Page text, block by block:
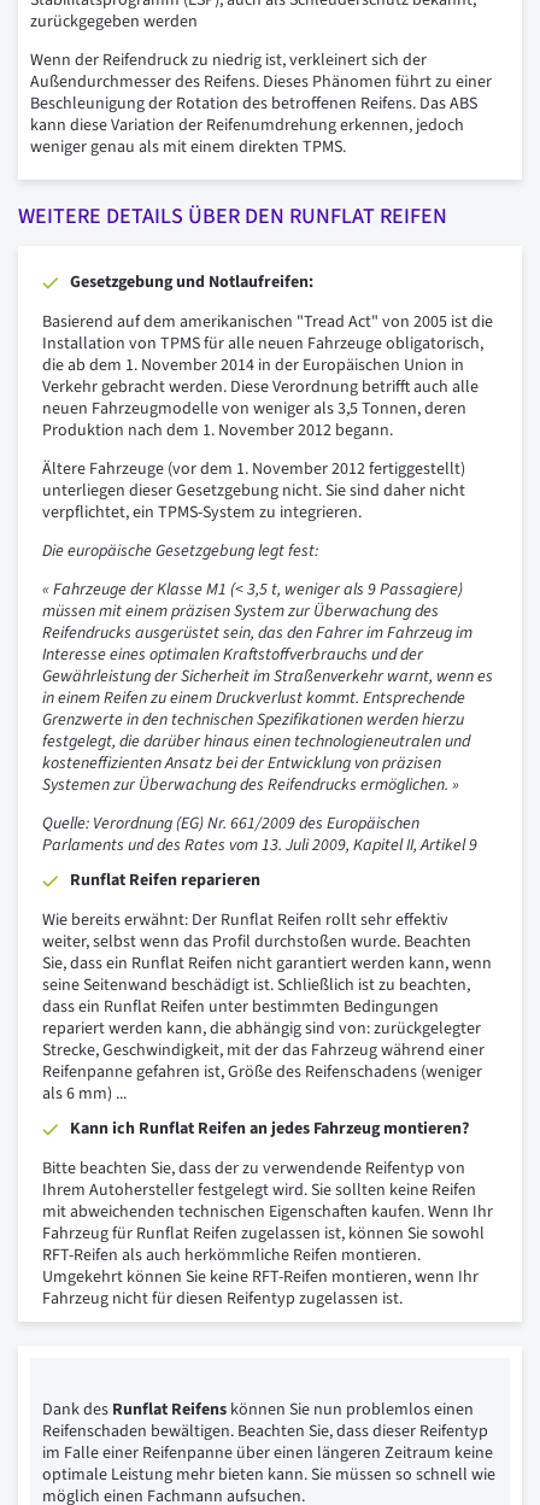
zurückgegeben werden
Wenn der Reifendruck zu niedrig ist, verkleinert sich der
Außendurchmesser des Reifens. Dieses Phänomen führt zu einer
Beschleunigung der Rotation des betroffenen Reifens. Das ABS
kann diese Variation der Reifenumdrehung erkennen, jedoch
weniger genau als mit einem direkten TPMS.
WEITERE DETAILS ÜBER DEN RUNFLAT REIFEN
Gesetzgebung und Notlaufreifen:
Basierend auf dem amerikanischen "Tread Act" von 2005 ist die
Installation von TPMS für alle neuen Fahrzeuge obligatorisch,
die ab dem 1. November 2014 in der Europäischen Union in
Verkehr gebracht werden. Diese Verordnung betrifft auch alle
neuen Fahrzeugmodelle von weniger als 3,5 Tonnen, deren
Produktion nach dem 1. November 2012 begann.
Ältere Fahrzeuge (vor dem 1. November 2012 fertiggestellt)
unterliegen dieser Gesetzgebung nicht. Sie sind daher nicht
verpflichtet, ein TPMS-System zu integrieren.
Die europäische Gesetzgebung legt fest:
« Fahrzeuge der Klasse M1 (< 3,5 t, weniger als 9 Passagiere)
müssen mit einem präzisen System zur Überwachung des
Reifendrucks ausgerüstet sein, das den Fahrer im Fahrzeug im
Interesse eines optimalen Kraftstoffverbrauchs und der
Gewährleistung der Sicherheit im Straßenverkehr warnt, wenn es
in einem Reifen zu einem Druckverlust kommt. Entsprechende
Grenzwerte in den technischen Spezifikationen werden hierzu
festgelegt, die darüber hinaus einen technologieneutralen und
kosteneffizienten Ansatz bei der Entwicklung von präzisen
Systemen zur Überwachung des Reifendrucks ermöglichen. »
Quelle: Verordnung (EG) Nr. 661/2009 des Europäischen
Parlaments und des Rates vom 13. Juli 2009, Kapitel II, Artikel 9
Runflat Reifen reparieren
Wie bereits erwähnt: Der Runflat Reifen rollt sehr effektiv
weiter, selbst wenn das Profil durchstoßen wurde. Beachten
Sie, dass ein Runflat Reifen nicht garantiert werden kann, wenn
seine Seitenwand beschädigt ist. Schließlich ist zu beachten,
dass ein Runflat Reifen unter bestimmten Bedingungen
repariert werden kann, die abhängig sind von: zurückgelegter
Strecke, Geschwindigkeit, mit der das Fahrzeug während einer
Reifenpanne gefahren ist, Größe des Reifenschadens (weniger
als 6 mm) ...
Kann ich Runflat Reifen an jedes Fahrzeug montieren?
Bitte beachten Sie, dass der zu verwendende Reifentyp von
Ihrem Autohersteller festgelegt wird. Sie sollten keine Reifen
mit abweichenden technischen Eigenschaften kaufen. Wenn Ihr
Fahrzeug für Runflat Reifen zugelassen ist, können Sie sowohl
RFT-Reifen als auch herkömmliche Reifen montieren.
Umgekehrt können Sie keine RFT-Reifen montieren, wenn Ihr
Fahrzeug nicht für diesen Reifentyp zugelassen ist.
Dank des Runflat Reifens können Sie nun problemlos einen
Reifenschaden bewältigen. Beachten Sie, dass dieser Reifentyp
im Falle einer Reifenpanne über einen längeren Zeitraum keine
optimale Leistung mehr bieten kann. Sie müssen so schnell wie
möglich einen Fachmann aufsuchen.